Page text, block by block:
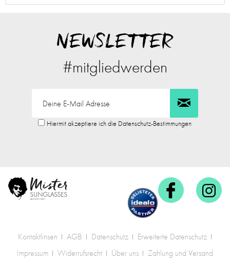
NEWSLETTER
#mitgliedwerden
Hiermit akzeptiere ich die Datenschutz-Bestimmungen
Kontaktlinsen AGB Datenschutz
Erweiterte Datenschutz
Impressum
Widerrufsrecht Über uns Zahlung und Versand